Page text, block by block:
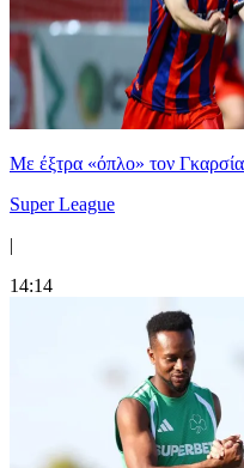
Mε έξτρα «όπλο» τον
Super League
|
14:14